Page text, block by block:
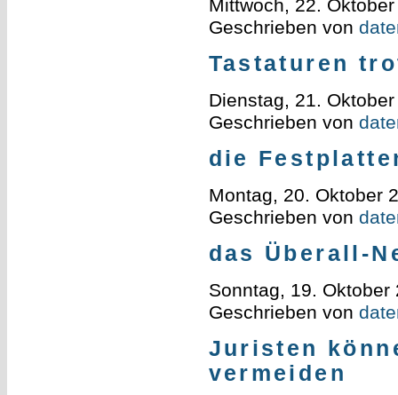
Mittwoch, 22.
Geschrieben von
Tastaturen
Dienstag, 21.
Geschrieben von
die
Montag, 20. Oktober
Geschrieben von
das Überall-
Sonntag, 19. Oktober
Geschrieben von
Juristen
vermeiden